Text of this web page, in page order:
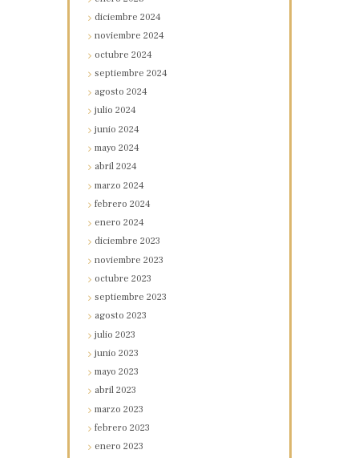
diciembre2024
noviembre2024
octubre2024
septiembre2024
agosto2024
julio2024
junio2024
mayo2024
abril2024
marzo2024
febrero2024
enero2024
diciembre2023
noviembre2023
octubre2023
septiembre2023
agosto2023
julio2023
junio2023
mayo2023
abril2023
marzo2023
febrero2023
enero2023